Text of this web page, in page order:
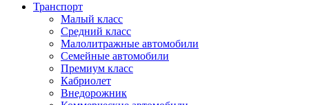
Транспорт
Малый класс
Средний класс
Малолитражные автомобили
Семейные автомобили
Премиум класс
Кабриолет
Внедорожник